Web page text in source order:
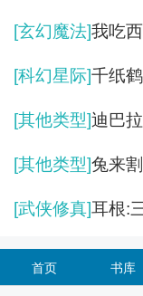
[玄幻魔法]我吃
[科幻星际]千纸
[其他类型]迪巴
[其他类型]兔来
[武侠修真]耳根:
首页 书库